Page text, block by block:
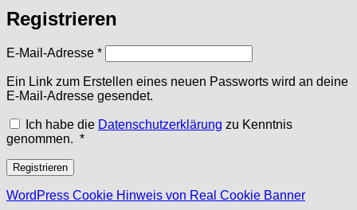
Registrieren
E-Mail-Adresse *Erforderlich
Ein Link zum Erstellen eines neuen Passworts wird an deine
E-Mail-Adresse gesendet.
Ich habe die Datenschutzerklärung zu Kenntnis
genommen. *Erforderlich
Registrieren
WordPress Cookie Hinweis von Real Cookie Banner